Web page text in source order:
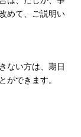
めて、ご説明い
ない方は、期日
できます。